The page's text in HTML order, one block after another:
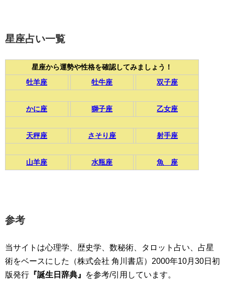
星座占い一覧
星座から運勢や性格を確認してみましょう！
牡羊座
牡牛座 双子座
かに座 獅子座 乙女座
天秤座 さそり座 射手座
山羊座 水瓶座 魚 座
参考
当サイトは心理学、歴史学、数秘術、タロット占い、占星
術をベースにした（株式会社 角川書店）2000年10月30日初
版発行 『誕生日辞典』 を参考/引用しています。